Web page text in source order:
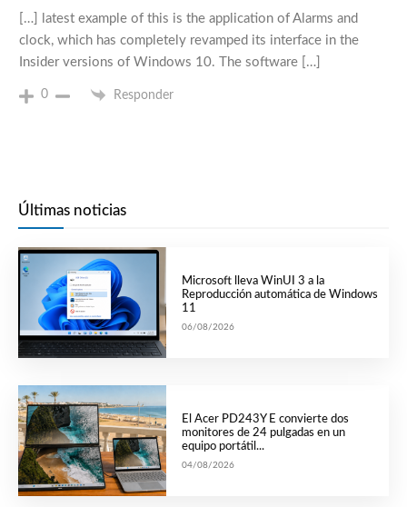
[…] latest example of this is the application of Alarms and
clock, which has completely revamped its interface in the
Insider versions of Windows 10. The software […]
0 Responder
Últimas noticias
Microsoft lleva WinUI 3 a la
Reproducción automática de Windows
11
06/08/2026
El Acer PD243Y E convierte dos
monitores de 24 pulgadas en un
equipo portátil...
04/08/2026